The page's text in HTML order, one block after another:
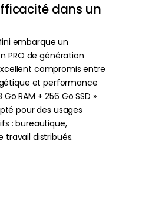
dans un
embarque un
PRO de génération
compromis entre
et performance
RAM + 256 Go SSD »
pour des usages
: bureautique,
travail distribués.